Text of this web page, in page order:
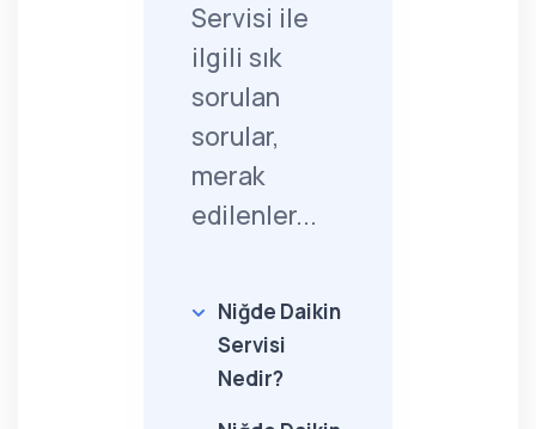
Servisi ile
ilgili sık
sorulan
sorular,
merak
edilenler...
Niğde Daikin
Servisi
Nedir?